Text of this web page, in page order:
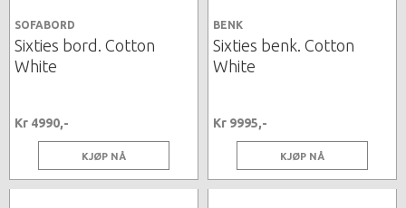
SOFABORD
Sixties bord. Cotton
White
Kr 4990,-
KJØP NÅ
BENK
Sixties benk. Cotton
White
Kr 9995,-
KJØP NÅ